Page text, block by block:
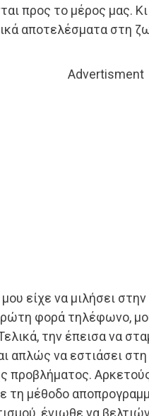
προς το μέρος μας.
αποτελέσματα στη
Advertisment
είχε να μιλήσει
φορά τηλέφωνο,
την έπεισα να
απλώς να εστιάσει
προβλήματος.
τη μέθοδο